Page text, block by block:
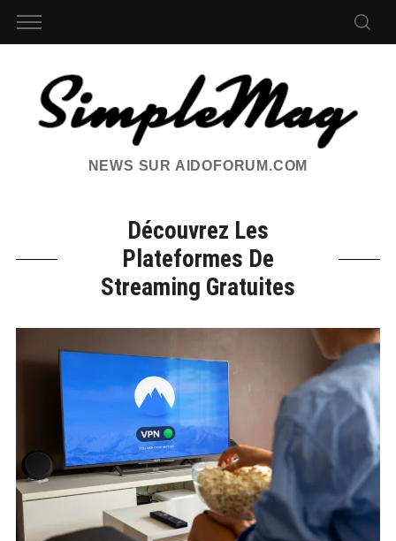
NEWS SUR AIDOFORUM.COM
Découvrez Les
Plateformes De
Streaming Gratuites